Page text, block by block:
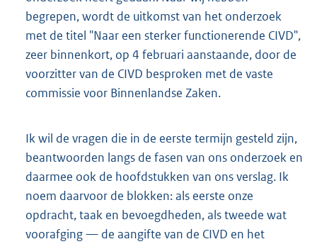
begrepen, wordt de uitkomst van het onderzoek
met de titel "Naar een sterker functionerende CIVD",
zeer binnenkort, op 4 februari aanstaande, door de
voorzitter van de CIVD besproken met de vaste
commissie voor Binnenlandse Zaken.
Ik wil de vragen die in de eerste termijn gesteld zijn,
beantwoorden langs de fasen van ons onderzoek en
daarmee ook de hoofdstukken van ons verslag. Ik
noem daarvoor de blokken: als eerste onze
opdracht, taak en bevoegdheden, als tweede wat
voorafging — de aangifte van de CIVD en het